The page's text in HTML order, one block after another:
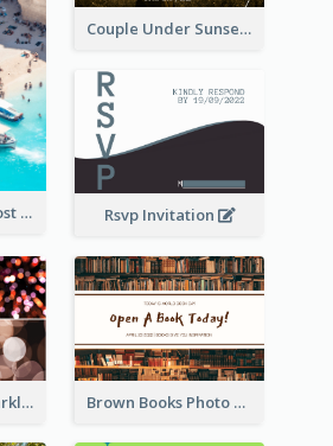
Couple Under Sunset Post Card
Sun And Beach Post Card Rsvp Invitation
Leave a Little Sparkle Wherever You Go Postcard Brown Books Photo World Book Day Postcard